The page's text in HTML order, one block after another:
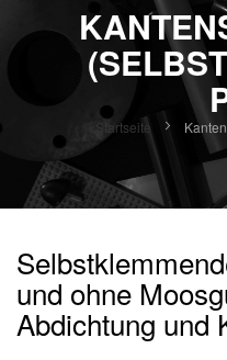
Startseite
und ohne
Abdichtung und